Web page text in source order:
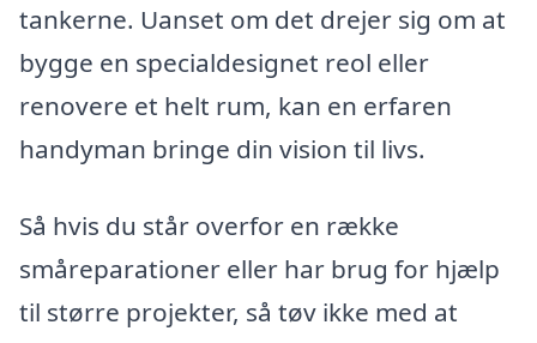
tankerne. Uanset om det drejer sig om at
bygge en specialdesignet reol eller
renovere et helt rum, kan en erfaren
handyman bringe din vision til livs.
Så hvis du står overfor en række
småreparationer eller har brug for hjælp
til større projekter, så tøv ikke med at